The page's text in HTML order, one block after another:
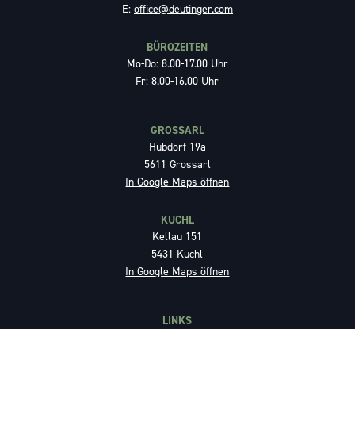
E: office@deutinger.com
BÜROZEITEN
Mo-Do: 8.00-17.00 Uhr
Fr: 8.00-16.00 Uhr
GROSSARL
Hubdorf 19a
5611 Grossarl
In Google Maps öffnen
KUCHL
Kellau 151
5431 Kuchl
In Google Maps öffnen
LINKS